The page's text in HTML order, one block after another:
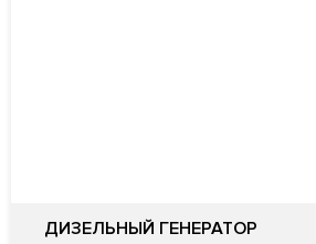
ДИЗЕЛЬНЫЙ ГЕНЕРАТОР